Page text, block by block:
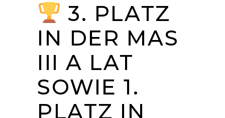
3. PLATZ
IN DER MAS
III A LAT
SOWIE 1.
PLATZ IN